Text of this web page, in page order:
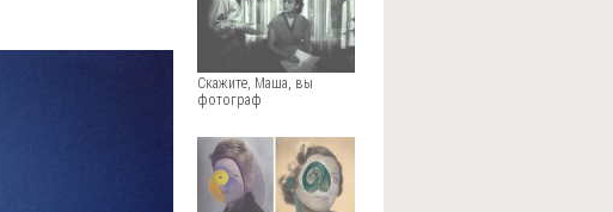
Скажите, Маша, вы
фотограф